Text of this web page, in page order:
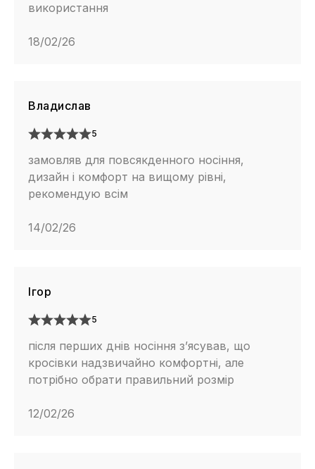
використання
18/02/26
Владислав
5
замовляв для повсякденного носіння,
дизайн і комфорт на вищому рівні,
рекомендую всім
14/02/26
Ігор
5
після перших днів носіння з’ясував, що
кросівки надзвичайно комфортні, але
потрібно обрати правильний розмір
12/02/26